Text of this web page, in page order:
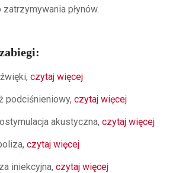
płynów.
czytaj więcej
podciśnieniowy, czytaj więcej
akustyczna, czytaj więcej
czytaj więcej
iniekcyjna, czytaj więcej